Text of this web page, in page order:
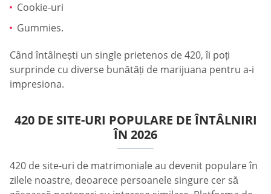
Cookie-uri
Gummies.
Când întâlnești un single prietenos de 420, îi poți
surprinde cu diverse bunătăți de marijuana pentru a-i
impresiona.
420 DE SITE-URI POPULARE DE ÎNTÂLNIRI
ÎN 2026
420 de site-uri de matrimoniale au devenit populare în
zilele noastre, deoarece persoanele singure cer să